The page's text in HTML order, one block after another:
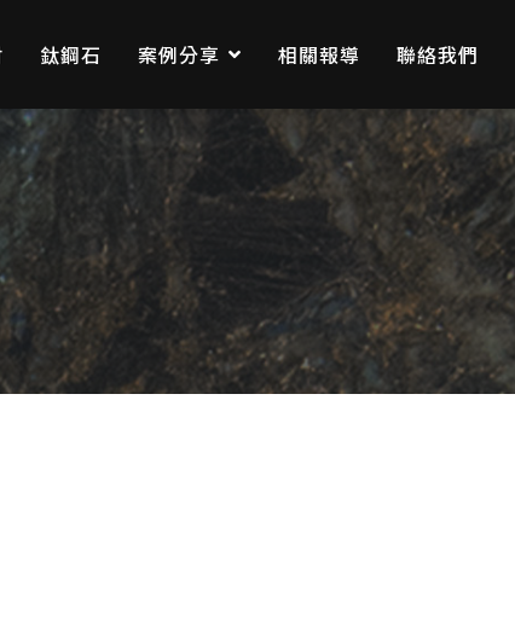
鈦鋼石 案例分享 相關報導 聯絡我們